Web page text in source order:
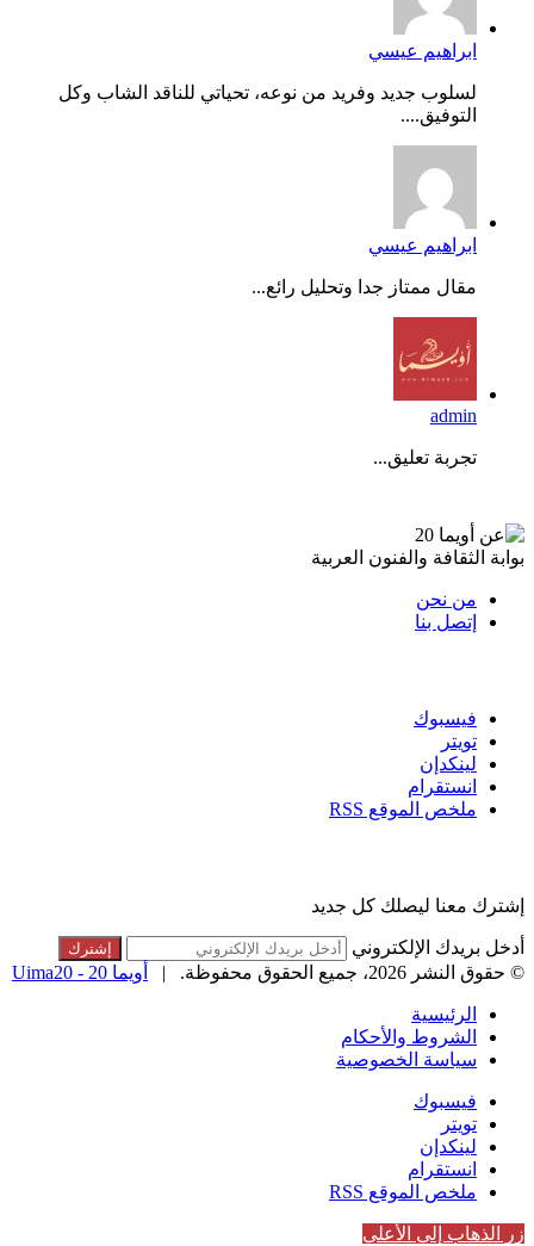
ابراهيم عيسي
لسلوب جديد وفريد من نوعه، تحياتي للناقد الشاب وكل
التوفيق....
ابراهيم عيسي
مقال ممتاز جدا وتحليل رائع...
admin
تجربة تعليق...
بوابة الثقافة والفنون العربية
من نحن
إتصل بنا
فيسبوك
تويتر
لينكدإن
انستقرام
ملخص الموقع RSS
إشترك معنا ليصلك كل جديد
أدخل بريدك الإلكتروني
© حقوق النشر 2026، جميع الحقوق محفوظة. |
أويما 20 - Uima20
الرئيسية
الشروط والأحكام
سياسة الخصوصية
فيسبوك
تويتر
لينكدإن
انستقرام
ملخص الموقع RSS
زر الذهاب إلى الأعلى